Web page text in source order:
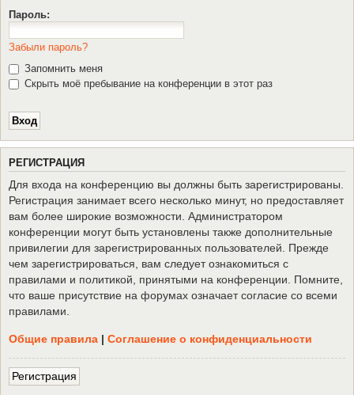
Пароль:
Забыли пароль?
Запомнить меня
Скрыть моё пребывание на конференции в этот раз
РЕГИСТРАЦИЯ
Для входа на конференцию вы должны быть зарегистрированы.
Регистрация занимает всего несколько минут, но предоставляет
вам более широкие возможности. Администратором
конференции могут быть установлены также дополнительные
привилегии для зарегистрированных пользователей. Прежде
чем зарегистрироваться, вам следует ознакомиться с
правилами и политикой, принятыми на конференции. Помните,
что ваше присутствие на форумах означает согласие со всеми
правилами.
Общие правила | Соглашение о конфиденциальности
Регистрация